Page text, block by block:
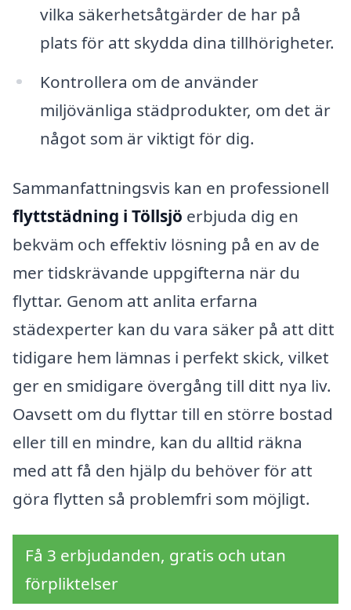
vilka säkerhetsåtgärder de har på
plats för att skydda dina tillhörigheter.
Kontrollera om de använder
miljövänliga städprodukter, om det är
något som är viktigt för dig.
Sammanfattningsvis kan en professionell
flyttstädning i Töllsjö erbjuda dig en
bekväm och effektiv lösning på en av de
mer tidskrävande uppgifterna när du
flyttar. Genom att anlita erfarna
städexperter kan du vara säker på att ditt
tidigare hem lämnas i perfekt skick, vilket
ger en smidigare övergång till ditt nya liv.
Oavsett om du flyttar till en större bostad
eller till en mindre, kan du alltid räkna
med att få den hjälp du behöver för att
göra flytten så problemfri som möjligt.
Få 3 erbjudanden, gratis och utan
förpliktelser